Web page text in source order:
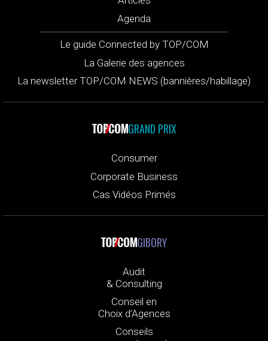
Agenda
Le guide Connected by TOP/COM
La Galerie des agences
La newsletter TOP/COM NEWS (bannières/habillage)
GRAND PRIX
Consumer
Corporate Business
Cas Vidéos Primés
GIBORY
Audit
& Consulting
Conseil en
Choix d’Agences
Conseils